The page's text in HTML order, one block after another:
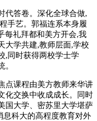
答卷。深化全球合做,
手艺。郭福连系本身履
每礼拜都和美方开会,我
大学共建,教师层面,学校
,同时获得两校学士学
。
课程由美方教师来华讲
化交换中收成成长。同时
国大学、密苏里大学堪萨
息科大的高程度教育对外